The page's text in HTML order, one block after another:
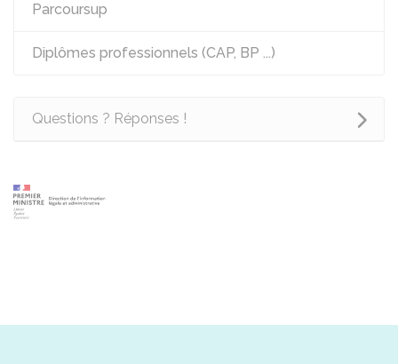
Parcoursup
Diplômes professionnels (CAP, BP ...)
Questions ? Réponses !